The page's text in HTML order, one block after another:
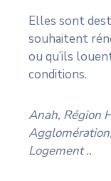
Elles sont
souhaitent
ou qu’ils
conditions.
Anah, Région
Logement ..